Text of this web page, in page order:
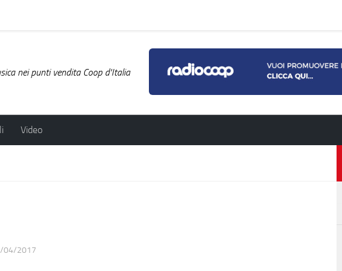
nei punti vendita Coop d'Italia
Video
04/2017